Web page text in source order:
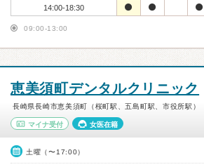
14:00-18:30
09:00-13:00
恵美須町デンタルクリニック
長崎県長崎市恵美須町（桜町駅、五島町駅、市役所駅）
マイナ受付 女医在籍
土曜（〜17:00）